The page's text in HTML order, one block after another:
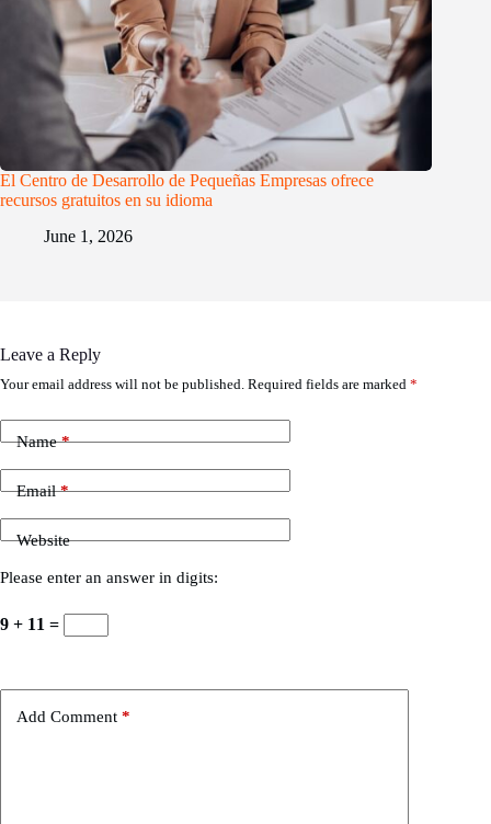
El Centro de Desarrollo de Pequeñas Empresas ofrece
recursos gratuitos en su idioma
June 1, 2026
Leave a Reply
Your email address will not be published. Required fields are marked *
Name*
Email*
Website
Please enter an answer in digits:
9 + 11 =
Add Comment *